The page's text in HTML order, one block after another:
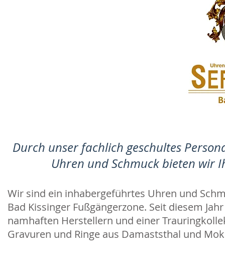
Durch unser fachlich geschultes
Uhren und Schmuck bieten wir
Wir sind ein inhabergeführtes Uhren und
Bad Kissinger Fußgängerzone. Seit diesem
namhaften Herstellern und einer
Gravuren und Ringe aus Damaststhal und